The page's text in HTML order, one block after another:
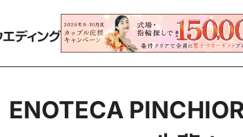
ENOTECA